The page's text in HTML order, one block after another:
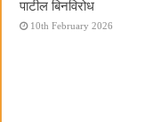
पाटील बिनविरोध
10th February 2026